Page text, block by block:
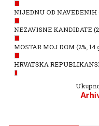
NIJEDNU OD NAVEDENIH
NEZAVISNE KANDIDATE
MOSTAR MOJ DOM (2%,
HRVATSKA